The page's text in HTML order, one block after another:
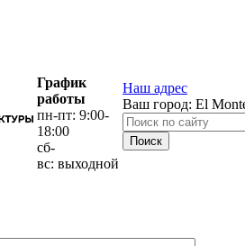
График
работы
пн-пт: 9:00-
18:00
сб-
вс: выходной
Наш адрес
Ваш город: El